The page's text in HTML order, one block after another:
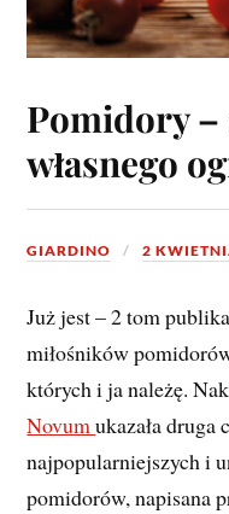
Pomidory –
własnego
GIARDINO 2
Już jest – 2 tom
miłośników
których i ja należę.
Novumukazała druga
najpopularniejszych i
pomidorów, napisana